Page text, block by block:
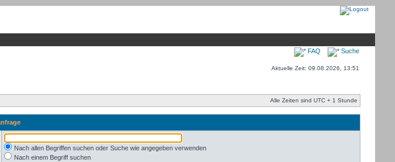
FAQ Suche
Aktuelle Zeit: 09.08.2026, 13:51
Alle Zeiten sind UTC + 1 Stunde
Nach allen Begriffen suchen oder Suche wie angegeben verwenden
Nach einem Begriff suchen